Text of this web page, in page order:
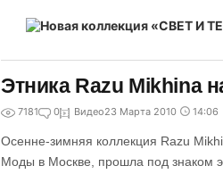
Этника Razu Mikhina
7181 0 Видео23 Марта 2010 14:06
Осенне-зимняя коллекция Razu
Моды в Москве, прошла под знаком